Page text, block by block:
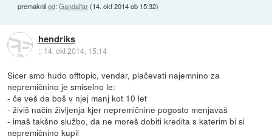
premaknilod:Gandalfar(14. okt 2014 ob 15:32)
hendriks
:: 14. okt 2014, 15:14
Sicer smo hudo offtopic, vendar, plačevati najemnino za
nepremičnino je smiselno le:
- če veš da boš v njej manj kot 10 let
- živiš način življenja kjer nepremičnine pogosto menjavaš
- imaš takšno službo, da ne moreš dobiti kredita s katerim bi si
nepremičnino kupil